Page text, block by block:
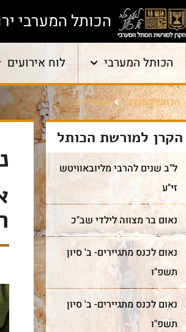
הכותל המערבי
הכותל המערבי לוח אירועים
הכותל המערבי קטגוריות
הקרן למורשת הכותל
ל"ב שנים להרבי מליובאוויטש
זי"ע
נאום בר מצווה לילדי שב"כ
נאום לכנס מתגיירים- ב' סיון
תשפ"ו
נאום לכנס מתגיירים- ב' סיון
תשפ"ו